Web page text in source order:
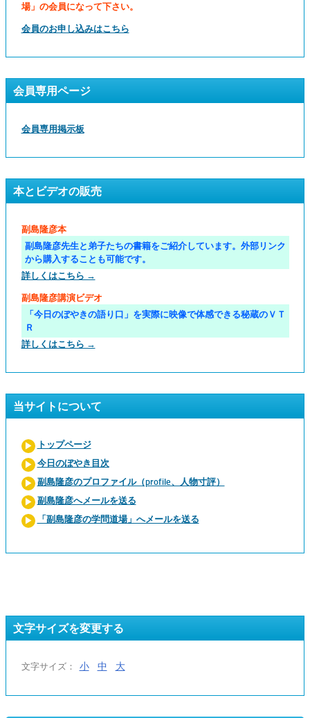
場」の会員になって下さい。
会員のお申し込みはこちら
会員専用ページ
会員専用掲示板
本とビデオの販売
副島隆彦本
副島隆彦先生と弟子たちの書籍をご紹介しています。外部リンク
から購入することも可能です。
詳しくはこちら →
副島隆彦講演ビデオ
「今日のぼやきの語り口」を実際に映像で体感できる秘蔵のＶＴ
Ｒ
詳しくはこちら →
当サイトについて
トップページ
今日のぼやき目次
副島隆彦のプロファイル（profile、人物寸評）
副島隆彦へメールを送る
「副島隆彦の学問道場」へメールを送る
文字サイズを変更する
文字サイズ： 小 中 大